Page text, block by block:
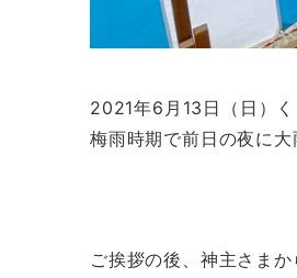
2021年6月13日（日）
梅雨時期で前日の夜に大
ご挨拶の後、神主さま